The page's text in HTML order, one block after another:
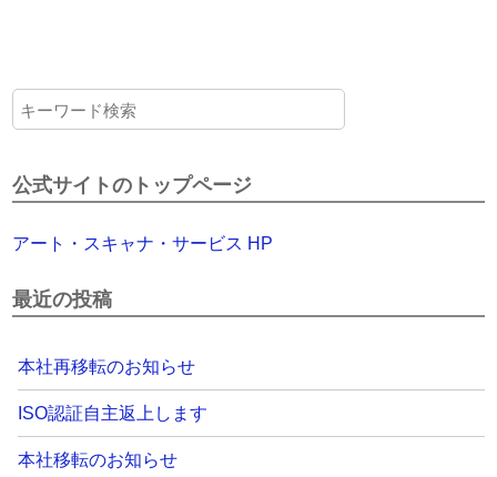
公式サイトのトップページ
アート・スキャナ・サービス HP
最近の投稿
本社再移転のお知らせ
ISO認証自主返上します
本社移転のお知らせ